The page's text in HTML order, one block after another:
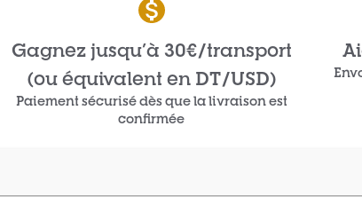
Gagnez jusqu’à 30€/transport
(ou équivalent en DT/USD)
Paiement sécurisé dès que la livraison est
confirmée